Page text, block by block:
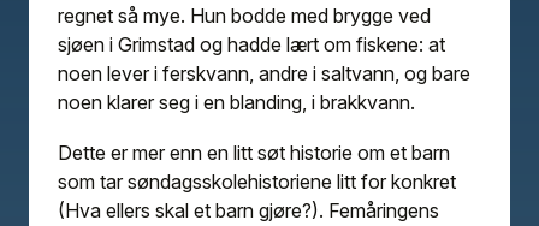
regnet så mye. Hun bodde med brygge ved
sjøen i Grimstad og hadde lært om fiskene: at
noen lever i ferskvann, andre i saltvann, og bare
noen klarer seg i en blanding, i brakkvann.
Dette er mer enn en litt søt historie om et barn
som tar søndagsskolehistoriene litt for konkret
(Hva ellers skal et barn gjøre?). Femåringens